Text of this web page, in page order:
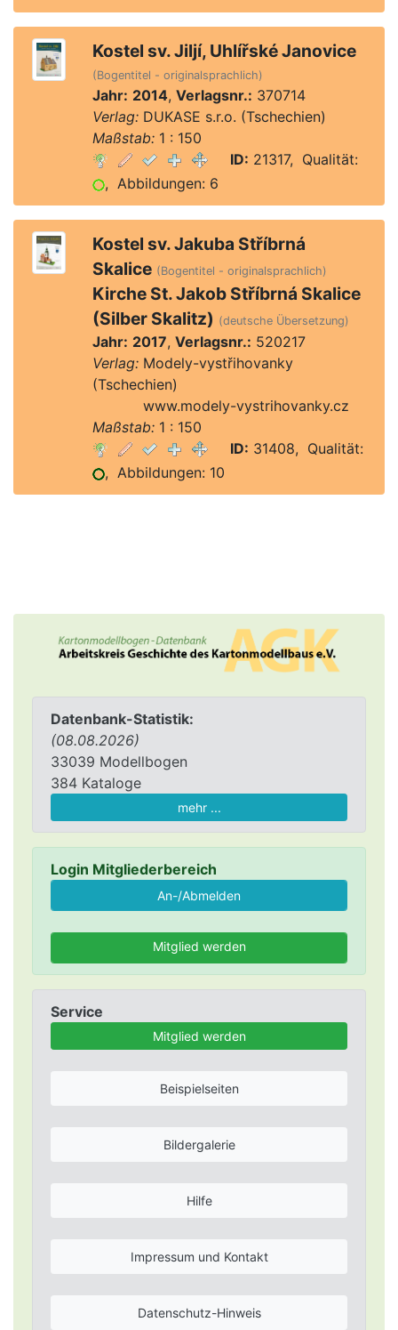
Datenbank-Statistik:
(08.08.2026)
33039 Modellbogen
384 Kataloge
mehr ...
Login Mitgliederbereich
Mitglied werden
Service
Mitglied werden
Beispielseiten
Bildergalerie
Hilfe
Impressum und Kontakt
Datenschutz-Hinweis
Kostel sv. Jiljí, Uhlířské Janovice
(Bogentitel - originalsprachlich)
Jahr: 2014, Verlagsnr.: 370714
Verlag:DUKASE s.r.o. (Tschechien)
Maßstab:1 : 150
ID: 21317, Qualität:
, Abbildungen: 6
Kostel sv. Jakuba Stříbrná
Skalice (Bogentitel - originalsprachlich)
Kirche St. Jakob Stříbrná Skalice
(Silber Skalitz) (deutsche Übersetzung)
Jahr: 2017, Verlagsnr.: 520217
Verlag:Modely-vystřihovanky
(Tschechien)
www.modely-vystrihovanky.cz
Maßstab:1 : 150
ID: 31408, Qualität:
, Abbildungen: 10